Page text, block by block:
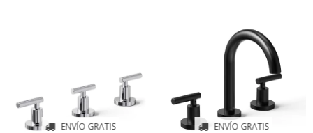
ENVÍO GRATIS ENVÍO GRATIS